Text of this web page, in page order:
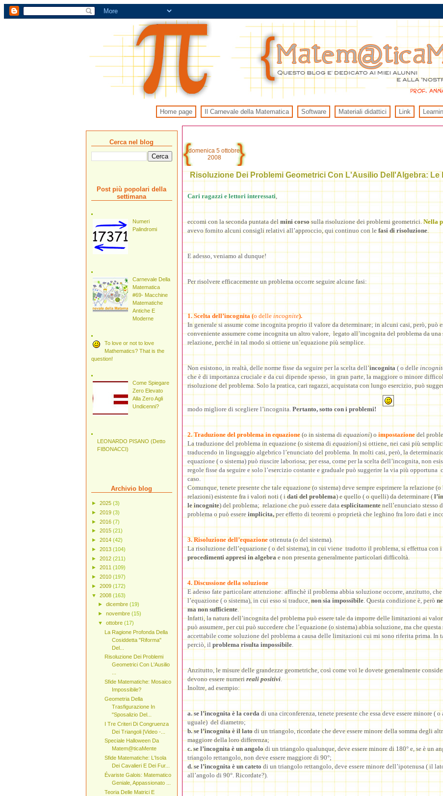
Home page Il Carnevale della Matematica Software Materiali didattici Link
domenica 5 ottobre
2008
Risoluzione Dei Problemi Geometrici Con L'Ausilio Dell'Algebra: Le
Cari ragazzi e lettori interessati,
eccomi con la seconda puntata delmini corsosulla risoluzione dei problemi geometrici.Nella
avevo fornito alcuni consigli relativi all’approccio, qui continuo con lefasi di risoluzione.
E adesso, veniamo al dunque!
Per risolvere efficacemente un problema occorre seguire alcune fasi:
1. Scelta dell’incognita (o delleincognite).
In generale si assume come incognita proprio il valore da determinare; in alcuni casi, però, può
conveniente assumere come incognita un altro valore, legato all’incognita del problema da una
relazione, perché in tal modo si ottiene un’equazione più semplice.
Non esistono, in realtà, delle norme fisse da seguire per la scelta dell’incognita ( o delle
che è di importanza cruciale e da cui dipende spesso, in gran parte, la maggiore o minore
risoluzione del problema. Solo la pratica, cari ragazzi, acquistata con lungo esercizio, può
modo migliore di scegliere l’incognita. Pertanto, sotto con i problemi!
2. Traduzione del problema in equazione(o in sistema diequazioni) oimpostazionedel
La traduzione del problema in equazione (o sistema di equazioni) si ottiene, nei casi più
traducendo in linguaggio algebrico l’enunciato del problema. In molti casi, però, la
equazione ( o sistema) può riuscire laboriosa; per essa, come per la scelta dell’incognita, non
regole fisse da seguire e solo l’esercizio costante e graduale può suggerire la via più opportuna
caso.
Comunque, tenete presente che tale equazione (o sistema) deve sempre esprimere la relazione (o
relazioni) esistente fra i valori noti ( idati del problema) e quello ( o quelli) da determinare (
le incognite) del problema; relazione che può essere dataesplicitamentenell’enunciato stesso
problema o può essere implicita,per effetto di teoremi o proprietà che leghino fra loro dati e
3. Risoluzione dell’equazioneottenuta (o del sistema).
La risoluzione dell’equazione ( o del sistema), in cui viene tradotto il problema, si effettua con i
procedimenti appresi in algebrae non presenta generalmente particolari difficoltà.
4. Discussione della soluzione
E adesso fate particolare attenzione: affinchè il problema abbia soluzione occorre, anzitutto, che
l’equazione ( o sistema), in cui esso si traduce,non sia impossibile. Questa condizione è, però
ma non sufficiente.
Infatti, la natura dell’incognita del problema può essere tale da imporre delle limitazioni ai
può assumere, per cui può succedere che l’equazione (o sistema) abbia soluzione, ma che questa
accettabile come soluzione del problema a causa delle limitazioni cui mi sono riferita prima. In
perciò, il problema risulta impossibile.
Anzitutto, le misure delle grandezze geometriche, così come voi le dovete generalmente
devono essere numerireali positivi.
Inoltre, ad esempio:
a. se l’incognita è la cordadi una circonferenza, tenete presente che essa deve essere minore ( o
uguale) del diametro;
b. se l’incognita è il latodi un triangolo, ricordate che deve essere minore della somma degli
maggiore della loro differenza;
c. se l’incognita è un angolodi un triangolo qualunque, deve essere minore di 180° e, se è un
triangolo rettangolo, non deve essere maggiore di 90°;
d. se l’incognita è un cateto di un triangolo rettangolo, deve essere minore dell’ipotenusa ( il
all’angolo di 90°. Ricordate?).
Cerca nel blog
Post più popolari della
settimana
Numeri
Palindromi
Carnevale Della
Matematica
#69- Macchine
Matematiche
Antiche E
Moderne
To love or not to love
Mathematics? That is the
question!
Come Spiegare
Zero Elevato
Alla Zero Agli
Undicenni?
LEONARDO PISANO (Detto
FIBONACCI)
Archivio blog
► 2025 (3)
► 2019 (3)
► 2016 (7)
► 2015 (21)
► 2014 (42)
► 2013 (104)
► 2012 (211)
► 2011 (109)
► 2010 (197)
► 2009 (172)
▼ 2008 (163)
► dicembre (19)
► novembre (15)
▼ ottobre (17)
La Ragione Profonda Della
Cosiddetta "Riforma"
Del...
Risoluzione Dei Problemi
Geometrici Con L'Ausilio
...
Sfide Matematiche: Mosaico
Impossibile?
Geometria Della
Trasfigurazione In
"Sposalizio Del...
I Tre Criteri Di Congruenza
Dei Triangoli [Video -...
Speciale Halloween Da
Matem@ticaMente
Sfide Matematiche: L'Isola
Dei Cavalieri E Dei Fur...
Évariste Galois: Matematico
Geniale, Appassionato ...
Teoria Delle Matrici E